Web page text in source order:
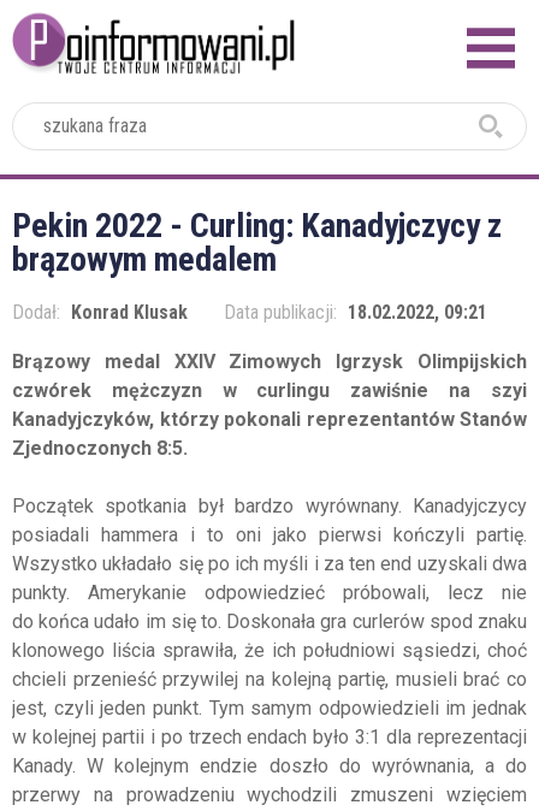
Pekin 2022 - Curling: Kanadyjczycy z
brązowym medalem
Dodał: Konrad Klusak Data publikacji: 18.02.2022, 09:21
Brązowy medal XXIV Zimowych Igrzysk Olimpijskich
czwórek mężczyzn w curlingu zawiśnie na szyi
Kanadyjczyków, którzy pokonali reprezentantów Stanów
Zjednoczonych 8:5.
Początek spotkania był bardzo wyrównany. Kanadyjczycy
posiadali hammera i to oni jako pierwsi kończyli partię.
Wszystko układało się po ich myśli i za ten end uzyskali dwa
punkty. Amerykanie odpowiedzieć próbowali, lecz nie
do końca udało im się to. Doskonała gra curlerów spod znaku
klonowego liścia sprawiła, że ich południowi sąsiedzi, choć
chcieli przenieść przywilej na kolejną partię, musieli brać co
jest, czyli jeden punkt. Tym samym odpowiedzieli im jednak
w kolejnej partii i po trzech endach było 3:1 dla reprezentacji
Kanady. W kolejnym endzie doszło do wyrównania, a do
przerwy na prowadzeniu wychodzili zmuszeni wzięciem